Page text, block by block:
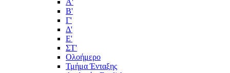
Α'
Β'
Γ'
Δ'
Ε'
ΣΤ'
Ολοήμερο
Τμήμα Ένταξης